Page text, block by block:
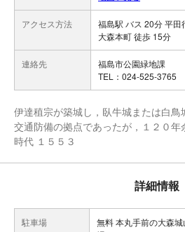
アクセス方法
福島駅 バス 20分 平田
大森本町 徒歩 15分
連絡先
福島市公園緑地課
TEL：024-525-3765
伊達稙宗が築城し，臥牛城または白
交通防備の拠点であったが，１２０年
時代 １５５３
詳細情報
駐車場
無料 本丸手前の大森